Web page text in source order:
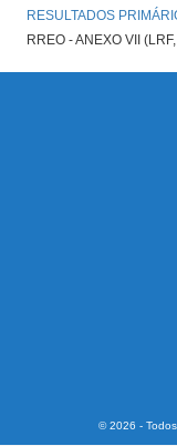
RESULTADOS
RREO - ANEXO VII
© 2026 -